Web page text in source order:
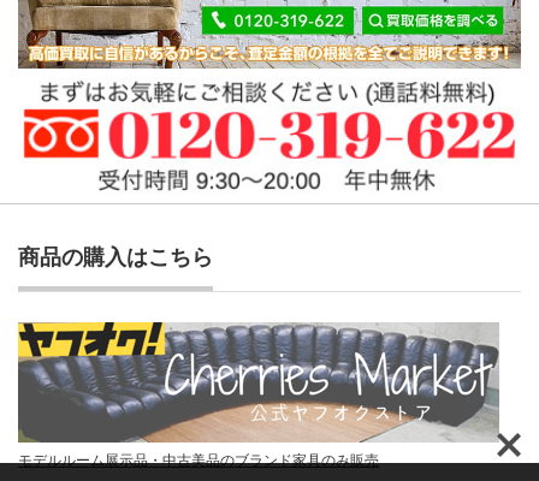
商品の購入はこちら
モデルルーム展示品・中古美品のブランド家具のみ販売